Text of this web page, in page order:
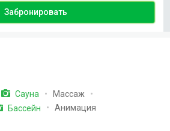
Забронировать
Сауна
Массаж
Бассейн Анимация